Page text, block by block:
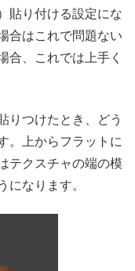
貼り付ける設定にな
合はこれで問題ない
合、これでは上手く
りつけたとき、どう
。上からフラットに
テクスチャの端の模
になります。